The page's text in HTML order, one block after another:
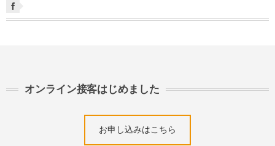
オンライン接客はじめました
お申し込みはこちら